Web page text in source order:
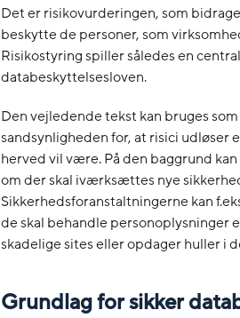
Det er risikovurderingen, som
beskytte de personer, som
Risikostyring spiller således en
databeskyttelsesloven.
Den vejledende tekst kan bruges
sandsynligheden for, at risici udløser
herved vil være. På den baggrund
om der skal iværksættes nye
Sikkerhedsforanstaltningerne kan
de skal behandle personoplysninger
skadelige sites eller opdager huller i
Grundlag for sikker